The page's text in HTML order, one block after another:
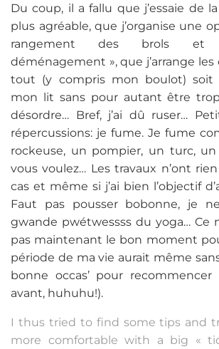
Du coup, il a fallu que j’essaie de
plus agréable, que j’organise une
rangement des brols et
déménagement », que j’arrange les
tout (y compris mon boulot) soit
mon lit sans pour autant être
désordre… Bref, j’ai dû ruser…
répercussions: je fume. Je fume
rockeuse, un pompier, un turc,
vous voulez… Les travaux n’ont
cas et même si j’ai bien l’objectif
Faut pas pousser bobonne, je
gwande pwétwessss du yoga… Ce
pas maintenant le bon moment
période de ma vie aurait même
bonne occas’ pour recommencer
avant, huhuhu!).
I thus tried to find some tips and
more comfortable with a big «